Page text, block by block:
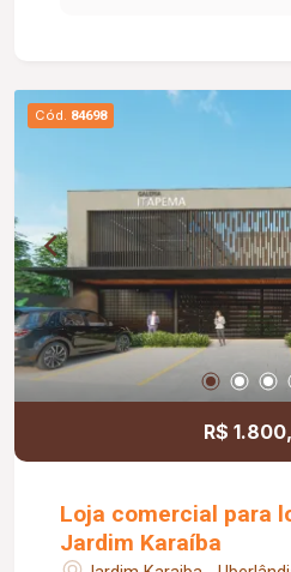
comodidade e autonomia
dia a dia. Conta ainda com
motocicletas, área
vista, criando um
clientes e colaboradores. Um espaço estratégico,
confortável e preparado
crescimento do seu
Cód. 84698
R$
Loja comercial para
Jardim Karaíba